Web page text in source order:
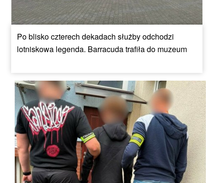
Po blisko czterech dekadach służby odchodzi
lotniskowa legenda. Barracuda trafiła do muzeum